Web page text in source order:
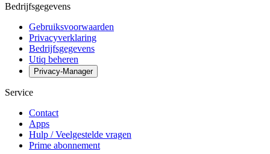
Bedrijfsgegevens
Gebruiksvoorwaarden
Privacyverklaring
Bedrijfsgegevens
Utiq beheren
Privacy-Manager
Service
Contact
Apps
Hulp / Veelgestelde vragen
Prime abonnement